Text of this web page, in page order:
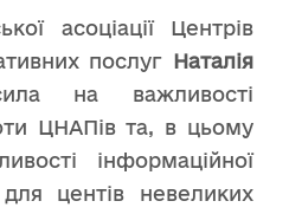
асоціації Центрів
послуг Наталія
на важливості
ЦНАПів та, в цьому
інформаційної
центів невеликих